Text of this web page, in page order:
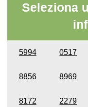
Seleziona
5994 0517
8856 8969
8172 2279